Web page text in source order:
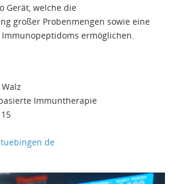
Gerät, welche die
großer Probenmengen sowie eine
ermöglichen.
Immuntherapie